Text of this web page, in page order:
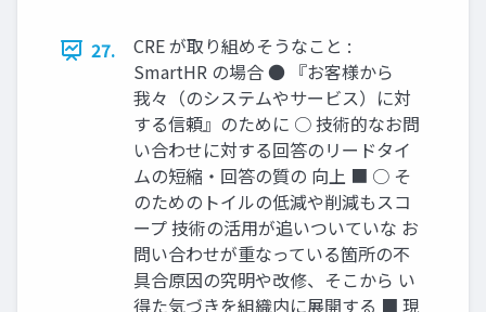
27.
CRE が取り組めそうなこと :
SmartHR の場合 ● 『お客様から
我々（のシステムやサービス）に対
する信頼』のために ○ 技術的なお問
い合わせに対する回答のリードタイ
ムの短縮・回答の質の 向上 ■ ○ そ
のためのトイルの低減や削減もスコ
ープ 技術の活用が追いついていな お
問い合わせが重なっている箇所の不
具合原因の究明や改修、そこから い
得た気づきを組織内に展開する ■ 現